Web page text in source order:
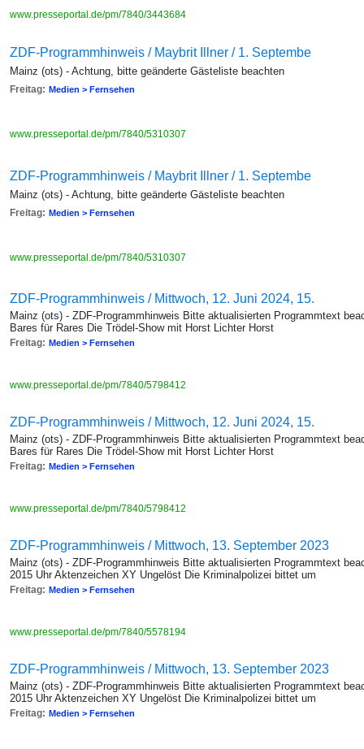
www.presseportal.de/pm/7840/3443684
ZDF-Programmhinweis / Maybrit Illner / 1. Septembe
Mainz (ots) - Achtung, bitte geänderte Gästeliste beachten
Freitag: Medien > Fernsehen
www.presseportal.de/pm/7840/5310307
ZDF-Programmhinweis / Maybrit Illner / 1. Septembe
Mainz (ots) - Achtung, bitte geänderte Gästeliste beachten
Freitag: Medien > Fernsehen
www.presseportal.de/pm/7840/5310307
ZDF-Programmhinweis / Mittwoch, 12. Juni 2024, 15.
Mainz (ots) - ZDF-Programmhinweis Bitte aktualisierten Programmtext
Bares für Rares Die Trödel-Show mit Horst Lichter Horst
Freitag: Medien > Fernsehen
www.presseportal.de/pm/7840/5798412
ZDF-Programmhinweis / Mittwoch, 12. Juni 2024, 15.
Mainz (ots) - ZDF-Programmhinweis Bitte aktualisierten Programmtext
Bares für Rares Die Trödel-Show mit Horst Lichter Horst
Freitag: Medien > Fernsehen
www.presseportal.de/pm/7840/5798412
ZDF-Programmhinweis / Mittwoch, 13. September 2023
Mainz (ots) - ZDF-Programmhinweis Bitte aktualisierten Programmtext
2015 Uhr Aktenzeichen XY Ungelöst Die Kriminalpolizei bittet um
Freitag: Medien > Fernsehen
www.presseportal.de/pm/7840/5578194
ZDF-Programmhinweis / Mittwoch, 13. September 2023
Mainz (ots) - ZDF-Programmhinweis Bitte aktualisierten Programmtext
2015 Uhr Aktenzeichen XY Ungelöst Die Kriminalpolizei bittet um
Freitag: Medien > Fernsehen